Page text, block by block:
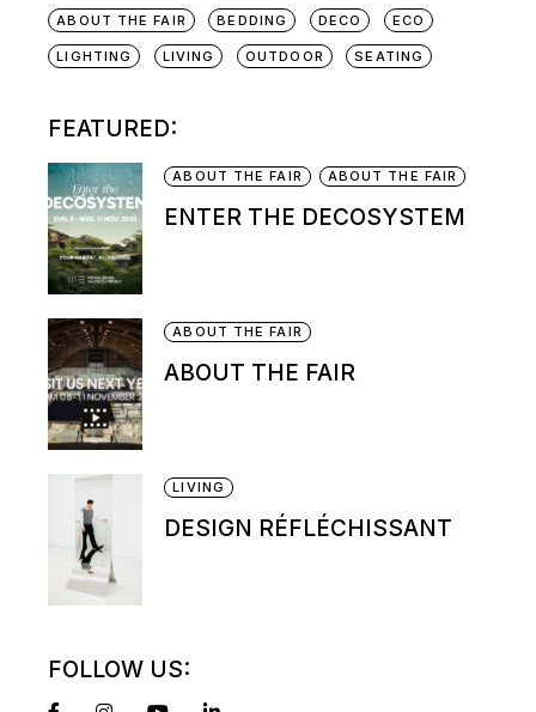
ABOUT THE FAIR BEDDING DECO ECO
LIGHTING LIVING OUTDOOR SEATING
FEATURED:
ABOUT THE FAIR ABOUT THE FAIR
ENTER THE DECOSYSTEM
ABOUT THE FAIR
ABOUT THE FAIR
LIVING
DESIGN RÉFLÉCHISSANT
FOLLOW US: